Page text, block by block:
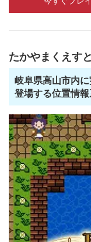
たかやまくえすと
岐阜県高山市内
登場する位置情